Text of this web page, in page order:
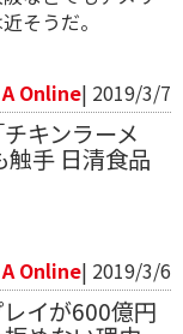
そうだ。
Online| 2019/3/7
キンラーメ
触手 日清食品
Online| 2019/3/6
イが600億円